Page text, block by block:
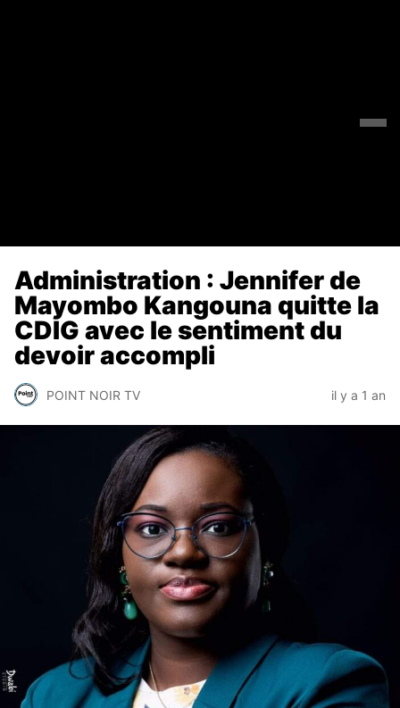
Administration : Jennifer de
Mayombo Kangouna quitte la
CDIG avec le sentiment du
devoir accompli
POINT NOIR TV il y a 1 an